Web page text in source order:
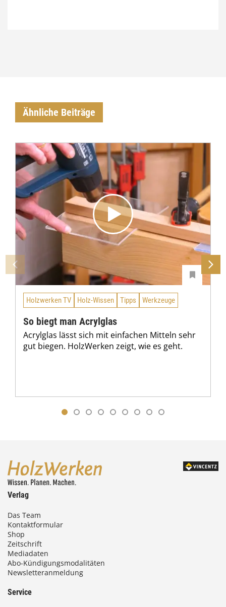
Ähnliche Beiträge
Holzwerken TV Holz-Wissen Tipps Werkzeuge
So biegt man Acrylglas
Acrylglas lässt sich mit einfachen Mitteln sehr
gut biegen. HolzWerken zeigt, wie es geht.
Verlag
Das Team
Kontaktformular
Shop
Zeitschrift
Mediadaten
Abo-Kündigungsmodalitäten
Newsletteranmeldung
Service